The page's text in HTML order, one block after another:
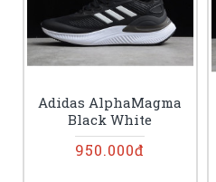
Adidas AlphaMagma
Black White
950.000đ